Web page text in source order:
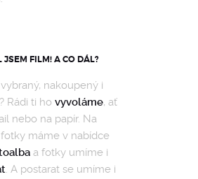
FILM! A CO DÁL?
nakoupený i
Rádi ti ho vyvoláme, ať
nebo na papír. Na
máme v nabídce
a fotky umíme i
. A postarat se umíme i